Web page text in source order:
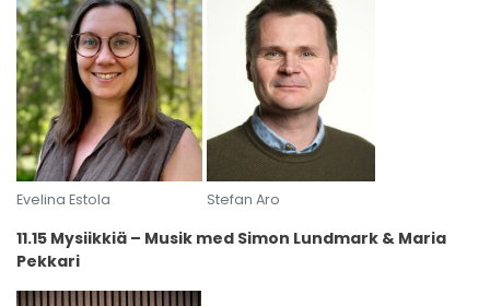
Evelina Estola Stefan Aro
11.15 Mysiikkiä – Musik med Simon Lundmark & Maria
Pekkari